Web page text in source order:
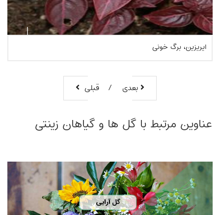
بیشتر بخوانیم
استرلیتزیا سفید
قبلی بعدی
عناوین مرتبط با گل ها و گیاهان زینتی